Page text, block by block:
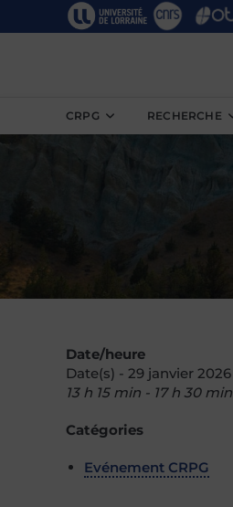
CRPG RECHERCHE
Date/heure
Date(s) - 29 janvier 2026
13 h 15 min - 17 h 30 min
Catégories
Evénement CRPG